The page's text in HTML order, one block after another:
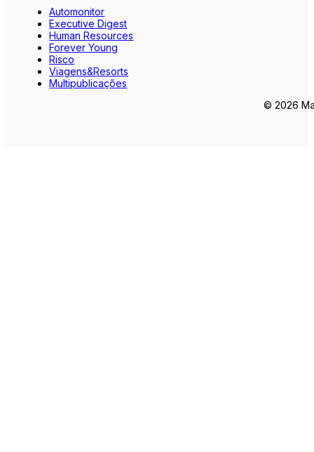
Automonitor
Executive Digest
Human Resources
Forever Young
Risco
Viagens&Resorts
Multipublicações
© 2026